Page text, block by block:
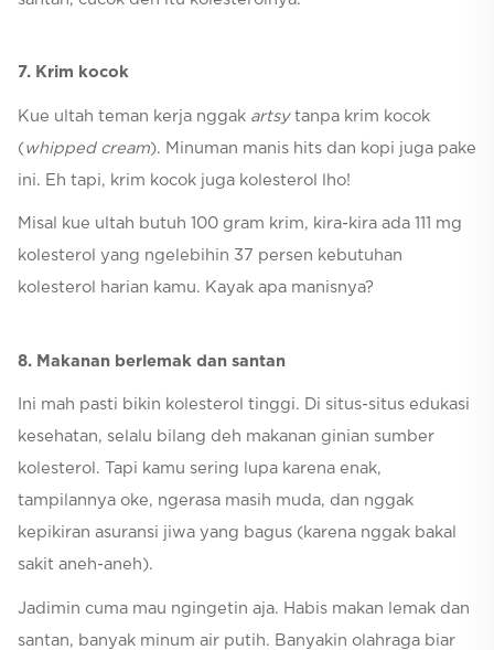
7. Krim kocok
Kue ultah teman kerja nggak artsy tanpa krim kocok
(whipped cream). Minuman manis hits dan kopi juga pake
ini. Eh tapi, krim kocok juga kolesterol lho!
Misal kue ultah butuh 100 gram krim, kira-kira ada 111 mg
kolesterol yang ngelebihin 37 persen kebutuhan
kolesterol harian kamu. Kayak apa manisnya?
8. Makanan berlemak dan santan
Ini mah pasti bikin kolesterol tinggi. Di situs-situs edukasi
kesehatan, selalu bilang deh makanan ginian sumber
kolesterol. Tapi kamu sering lupa karena enak,
tampilannya oke, ngerasa masih muda, dan nggak
kepikiran asuransi jiwa yang bagus (karena nggak bakal
sakit aneh-aneh).
Jadimin cuma mau ngingetin aja. Habis makan lemak dan
santan, banyak minum air putih. Banyakin olahraga biar